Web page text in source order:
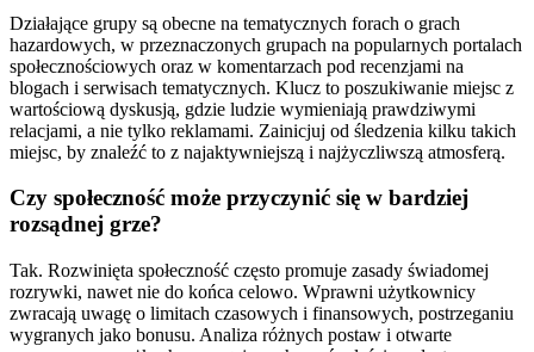
Działające grupy są obecne na tematycznych forach o grach
hazardowych, w przeznaczonych grupach na popularnych portalach
społecznościowych oraz w komentarzach pod recenzjami na
blogach i serwisach tematycznych. Klucz to poszukiwanie miejsc z
wartościową dyskusją, gdzie ludzie wymieniają prawdziwymi
relacjami, a nie tylko reklamami. Zainicjuj od śledzenia kilku takich
miejsc, by znaleźć to z najaktywniejszą i najżyczliwszą atmosferą.
Czy społeczność może przyczynić się w bardziej
rozsądnej grze?
Tak. Rozwinięta społeczność często promuje zasady świadomej
rozrywki, nawet nie do końca celowo. Wprawni użytkownicy
zwracają uwagę o limitach czasowych i finansowych, postrzeganiu
wygranych jako bonusu. Analiza różnych postaw i otwarte